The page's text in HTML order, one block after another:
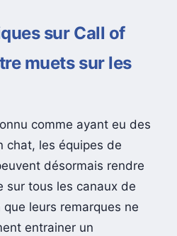
sur Call of
muets sur les
comme ayant eu des
chat, les équipes de
désormais rendre
sur tous les canaux de
leurs remarques ne
entrainer un